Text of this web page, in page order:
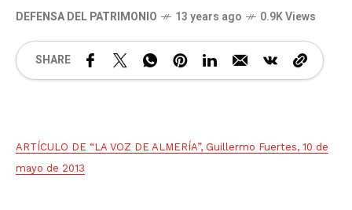
DEFENSA DEL PATRIMONIO 13 years ago 0.9K Views
SHARE
ARTÍCULO DE “LA VOZ DE ALMERÍA”, Guillermo Fuertes, 10 de
mayo de 2013